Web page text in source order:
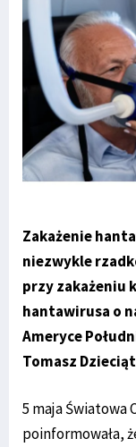
Zakażenie
niezwykle
przy zakażeniu
hantawirusa o
Ameryce
Tomasz
5 maja Światowa
poinformowała,